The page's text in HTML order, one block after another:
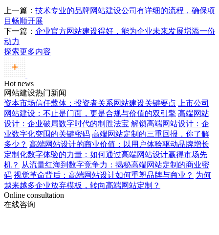
上一篇： 技术专业的品牌网站建设公司有详细的流程，确保项
目畅顺开展
下一篇： 企业官方网站建设得好，能为企业未来发展增添一份
动力
探索更多内容
Hot news
网站建设热门新闻
资本市场信任载体：投资者关系网站建设关键要点
上市公司
网站建设：不止是门面，更是合规与价值的双引擎 高端网站
设计：企业破局数字时代的制胜法宝 解锁高端网站设计：企
业数字化突围的关键密码 高端网站定制的三重回报，你了解
多少？ 高端网站设计的商业价值：以用户体验驱动品牌增长
定制化数字体验的力量：如何通过高端网站设计赢得市场先
机？ 从流量红海到数字竞争力：揭秘高端网站定制的商业密
码 视觉革命背后：高端网站设计如何重塑品牌与商业？ 为何
越来越多企业放弃模板，转向高端网站定制？
Online consultation
在线咨询